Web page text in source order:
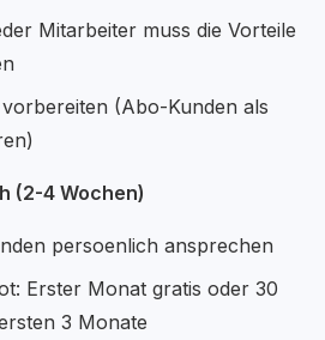
Mitarbeiter muss die Vorteile
(Abo-Kunden als
(2-4 Wochen)
persoenlich ansprechen
Erster Monat gratis oder 30
3 Monate